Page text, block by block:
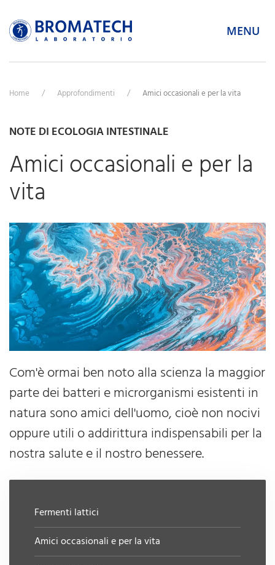
MENU
Home Approfondimenti Amici occasionali e per la vita
NOTE DI ECOLOGIA INTESTINALE
Amici occasionali e per la
vita
Com'è ormai ben noto alla scienza la maggior
parte dei batteri e microrganismi esistenti in
natura sono amici dell'uomo, cioè non nocivi
oppure utili o addirittura indispensabili per la
nostra salute e il nostro benessere.
Fermenti lattici
Amici occasionali e per la vita